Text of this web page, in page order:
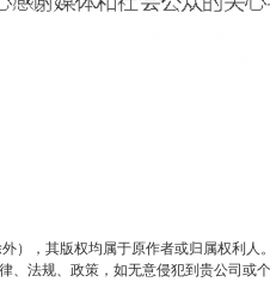
），其版权均属于原作者或归属权利
法规、政策，如无意侵犯到贵公司或